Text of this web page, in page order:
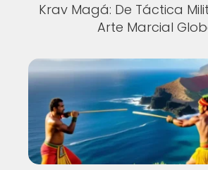
Krav Magá: De Táctica
Arte Marcial